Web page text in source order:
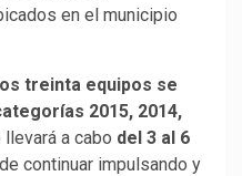
en el municipio
treinta equipos se
2015, 2014,
llevará a cabo del 3 al 6
continuar impulsando y